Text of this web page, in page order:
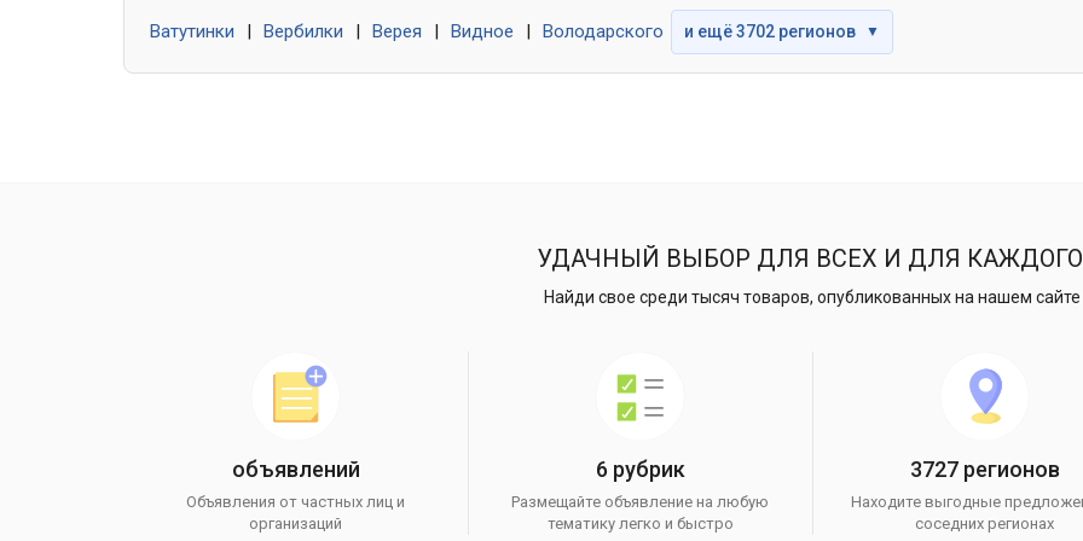
Ватутинки Вербилки Верея Видное Володарского и ещё 3702 регионов ▼
УДАЧНЫЙ ВЫБОР ДЛЯ ВСЕХ И ДЛЯ
Найди свое среди тысяч товаров, опубликованных на нашем сайте
объявлений
Объявления от частных лиц и
организаций
6 рубрик
Размещайте объявление на любую
тематику легко и быстро
3727 регионов
Находите выгодные
соседних регионах